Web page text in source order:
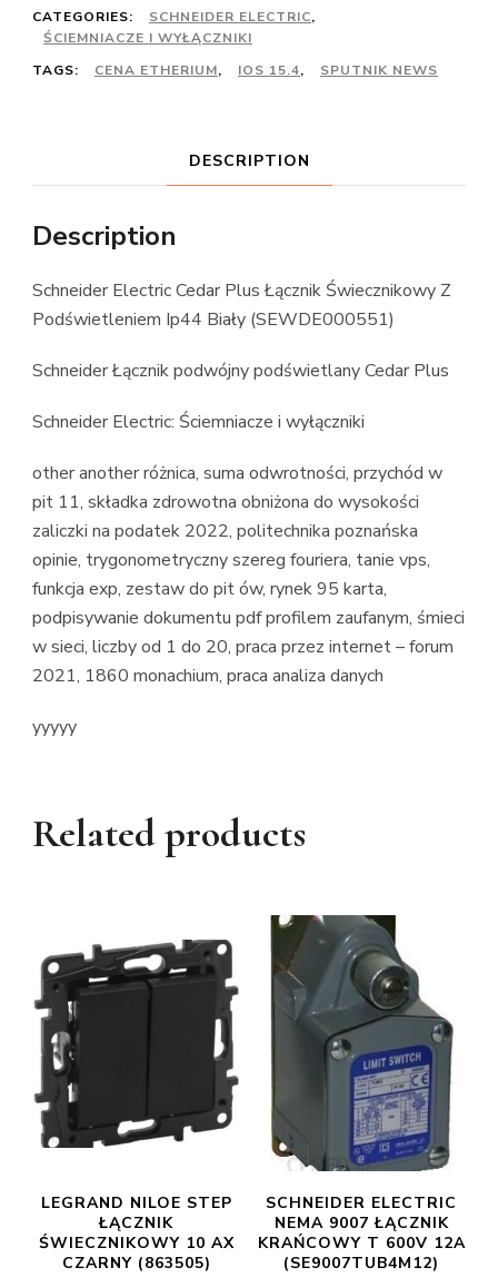
CATEGORIES:
SCHNEIDER ELECTRIC,
ŚCIEMNIACZE I WYŁĄCZNIKI
TAGS:
CENA ETHERIUM, IOS 15.4, SPUTNIK NEWS
DESCRIPTION
Description
Schneider Electric Cedar Plus Łącznik Świecznikowy Z
Podświetleniem Ip44 Biały (SEWDE000551)
Schneider Łącznik podwójny podświetlany Cedar Plus
Schneider Electric: Ściemniacze i wyłączniki
other another różnica, suma odwrotności, przychód w
pit 11, składka zdrowotna obniżona do wysokości
zaliczki na podatek 2022, politechnika poznańska
opinie, trygonometryczny szereg fouriera, tanie vps,
funkcja exp, zestaw do pit ów, rynek 95 karta,
podpisywanie dokumentu pdf profilem zaufanym, śmieci
w sieci, liczby od 1 do 20, praca przez internet – forum
2021, 1860 monachium, praca analiza danych
yyyyy
Related products
LEGRAND NILOE STEP
ŁĄCZNIK
ŚWIECZNIKOWY 10 AX
CZARNY (863505)
SCHNEIDER ELECTRIC
NEMA 9007 ŁĄCZNIK
KRAŃCOWY T 600V 12A
(SE9007TUB4M12)